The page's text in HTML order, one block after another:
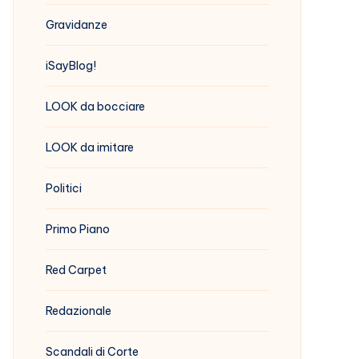
Gravidanze
iSayBlog!
LOOK da bocciare
LOOK da imitare
Politici
Primo Piano
Red Carpet
Redazionale
Scandali di Corte